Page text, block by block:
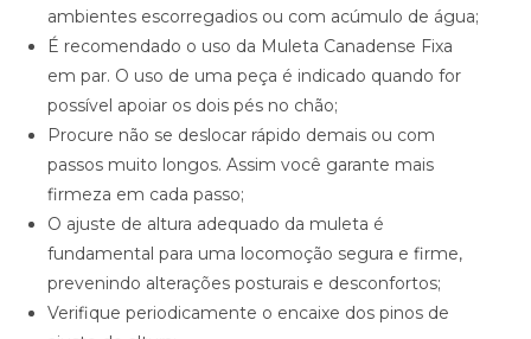
ambientes escorregadios ou com acúmulo de água;
É recomendado o uso da Muleta Canadense Fixa
em par. O uso de uma peça é indicado quando for
possível apoiar os dois pés no chão;
Procure não se deslocar rápido demais ou com
passos muito longos. Assim você garante mais
firmeza em cada passo;
O ajuste de altura adequado da muleta é
fundamental para uma locomoção segura e firme,
prevenindo alterações posturais e desconfortos;
Verifique periodicamente o encaixe dos pinos de